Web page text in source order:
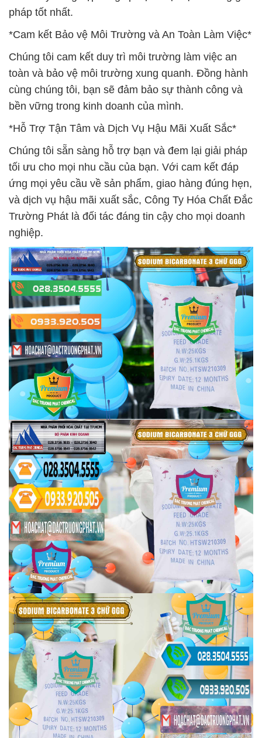
pháp tốt nhất.
*Cam kết Bảo vệ Môi Trường và An Toàn Làm Việc*
Chúng tôi cam kết duy trì môi trường làm việc an
toàn và bảo vệ môi trường xung quanh. Đồng hành
cùng chúng tôi, bạn sẽ đảm bảo sự thành công và
bền vững trong kinh doanh của mình.
*Hỗ Trợ Tận Tâm và Dịch Vụ Hậu Mãi Xuất Sắc*
Chúng tôi sẵn sàng hỗ trợ bạn và đem lại giải pháp
tối ưu cho mọi nhu cầu của bạn. Với cam kết đáp
ứng mọi yêu cầu về sản phẩm, giao hàng đúng hẹn,
và dịch vụ hậu mãi xuất sắc, Công Ty Hóa Chất Đắc
Trường Phát là đối tác đáng tin cậy cho mọi doanh
nghiệp.